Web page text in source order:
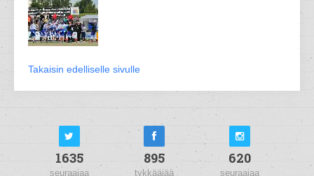
Takaisin edelliselle sivulle
1635
seuraajaa
895
tykkääjää
620
seuraajaa